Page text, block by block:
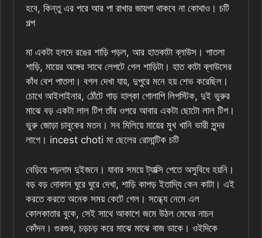
হবে, কিন্তু এর পরে আর পা রাখার জায়গা থাকবে না কোথাও। চটি
গল্প
মা একটা হলদে রঙের শাড়ি পড়ল, আর হাতকাটা ব্লাউস। পাতলা
শাড়ি, মায়ের অঙ্গের সাথে লেপটে গেল শাড়িটা। হাত কাটা ব্লাউসের
কাঁধ বেশ পাতলা। বগল দেখা যায়, দুপুরে মনে হয় শেভ করেছিল।
চোখে আইলাইনার, ঠোঁটে গাড় হাল্কা গোলাপি লিপস্টিক, দুই ভুরুর
মাঝে বড় একটা লাল টিপ তাঁর ওপরে আবার একটা ছোটো লাল টিপ।
ভুরু জোড়া চাবুকের মতন। সব মিলিয়ে মায়ের মুখ খানি ভারী সুন্দর
লাগে। incest choti মা ছেলের রোমান্টিক চটি
বেড়িয়ে পড়লাম দুইজনে। যাবার সময়ে ট্যাক্সি পেতে অসুবিধে হয়নি।
বড় বড় দোকান ঘুরে ঘুরে দেখা, শাড়ি কাপড় ইতাদ্যি কেন কাটা। এই
করতে করতে অনেক সময় কেটে গেল। সন্ধ্যে নেমে এল
কোলকাতার বুকে, সেই সাথে আকাশে জমে উঠল মেঘের নাচন
কোঁদন। গুরগুর, চড়চড় করে মাঝে মাঝে বাজ ডাকে। ওইদিকে